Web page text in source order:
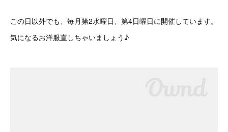
この日以外でも、毎月第2水曜日、第4日曜日に開催しています。
気になるお洋服直しちゃいましょう♪